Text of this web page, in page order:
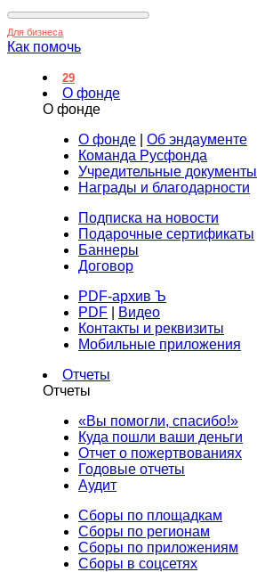
Для бизнеса
Как помочь
29
О фонде
О фонде
О фонде
Об эндаументе
Команда Русфонда
Учредительные документы
Награды и благодарности
Подписка на новости
Подарочные сертификаты
Баннеры
Договор
PDF-архив Ъ
PDF
Видео
Контакты и реквизиты
Мобильные приложения
Отчеты
Отчеты
«Вы помогли, спасибо!»
Куда пошли ваши деньги
Отчет о пожертвованиях
Годовые отчеты
Аудит
Сборы по площадкам
Сборы по регионам
Сборы по приложениям
Сборы в соцсетях